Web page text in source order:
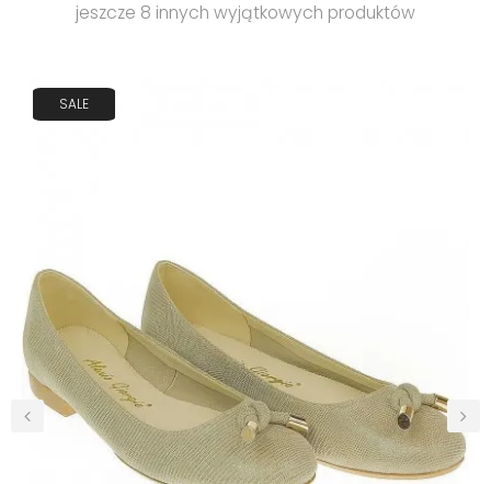
jeszcze 8 innych wyjątkowych produktów
SALE
›